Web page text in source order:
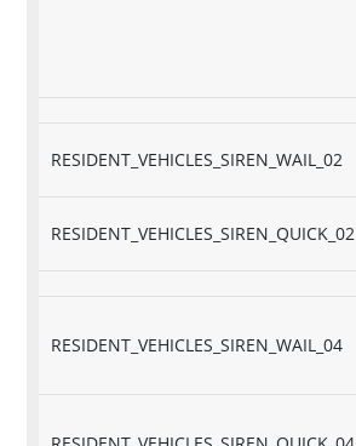
RESIDENT_VEHICLES_SIREN_WAIL_02
RESIDENT_VEHICLES_SIREN_QUICK_02
RESIDENT_VEHICLES_SIREN_WAIL_04